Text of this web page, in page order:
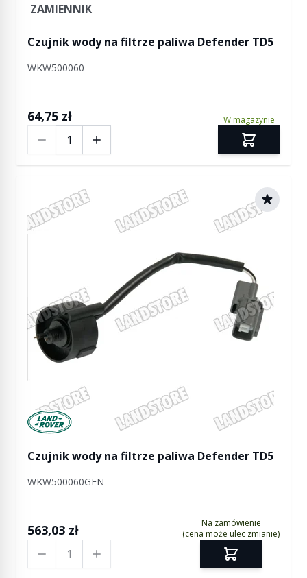
ZAMIENNIK
Czujnik wody na filtrze paliwa Defender TD5
WKW500060
64,75 zł W magazynie
Manufactured by Land rover
Czujnik wody na filtrze paliwa Defender TD5
WKW500060GEN
563,03 zł
Na zamówienie
(cena może ulec zmianie)